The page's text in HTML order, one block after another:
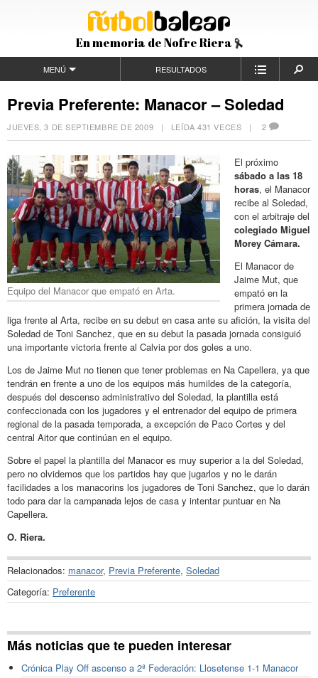
En memoria de Nofre Riera
MENÚ RESULTADOS
Previa Preferente: Manacor – Soledad
JUEVES, 3 DE SEPTIEMBRE DE 2009 | LEÍDA 431 VECES | 2
Equipo del Manacor que empató en Arta.
El próximo
sábado a las 18
horas, el Manacor
recibe al Soledad,
con el arbitraje del
colegiado Miguel
Morey Cámara.
El Manacor de
Jaime Mut, que
empató en la
primera jornada de
liga frente al Arta, recibe en su debut en casa ante su afición, la visita del
Soledad de Toni Sanchez, que en su debut la pasada jornada consiguió
una importante victoria frente al Calvia por dos goles a uno.
Los de Jaime Mut no tienen que tener problemas en Na Capellera, ya que
tendrán en frente a uno de los equipos más humildes de la categoría,
después del descenso administrativo del Soledad, la plantilla está
confeccionada con los jugadores y el entrenador del equipo de primera
regional de la pasada temporada, a excepción de Paco Cortes y del
central Aitor que continúan en el equipo.
Sobre el papel la plantilla del Manacor es muy superior a la del Soledad,
pero no olvidemos que los partidos hay que jugarlos y no le darán
facilidades a los manacorins los jugadores de Toni Sanchez, que lo darán
todo para dar la campanada lejos de casa y intentar puntuar en Na
Capellera.
O. Riera.
Relacionados: manacor, Previa Preferente, Soledad
Categoría: Preferente
Más noticias que te pueden interesar
Crónica Play Off ascenso a 2ª Federación: Llosetense 1-1 Manacor